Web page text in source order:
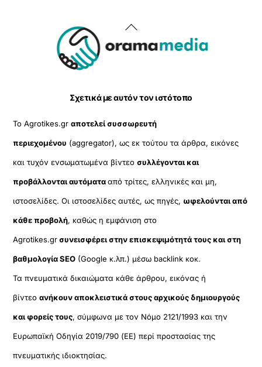
Back
To
Σχετικά με αυτόν τον ιστότοπο
Το Agrotikes.grαποτελεί συσσωρευτή
περιεχομένου (aggregator), ως εκ τούτου τα άρθρα, εικόνες
και τυχόν ενσωματωμένα βίντεοσυλλέγονται και
προβάλλονται αυτόματααπό τρίτες, ελληνικές και μη,
ιστοσελίδες. Οι ιστοσελίδες αυτές, ως πηγές, ωφελούνται από
κάθε προβολή, καθώς η εμφάνιση στο
Agrotikes.grσυνεισφέρει στην επισκεψιμότητά τους και στη
βαθμολογία SEO (Google κ.λπ.) μέσω backlink κοκ.
Τα πνευματικά δικαιώματα κάθε άρθρου, εικόνας ή
βίντεοανήκουν αποκλειστικά στους αρχικούς δημιουργούς
και φορείς τους, σύμφωνα με τον Νόμο 2121/1993 και την
Ευρωπαϊκή Οδηγία 2019/790 (ΕΕ) περί προστασίας της
πνευματικής ιδιοκτησίας.